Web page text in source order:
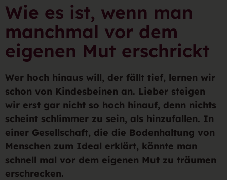
Wie es ist, wenn man
manchmal vor dem
eigenen Mut erschrickt
Wer hoch hinaus will, der fällt tief, lernen wir
schon von Kindesbeinen an. Lieber steigen
wir erst gar nicht so hoch hinauf, denn nichts
scheint schlimmer zu sein, als hinzufallen. In
einer Gesellschaft, die die Bodenhaltung von
Menschen zum Ideal erklärt, könnte man
schnell mal vor dem eigenen Mut zu träumen
erschrecken.